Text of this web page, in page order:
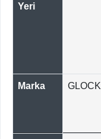
Yeri
Marka GLOCK